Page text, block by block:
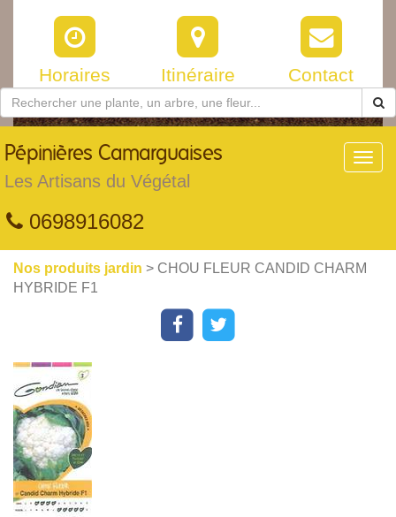
Horaires Itinéraire Contact
Pépinières Camarguaises
Les Artisans du Végétal
0698916082
Nos produits jardin > CHOU FLEUR CANDID CHARM
HYBRIDE F1